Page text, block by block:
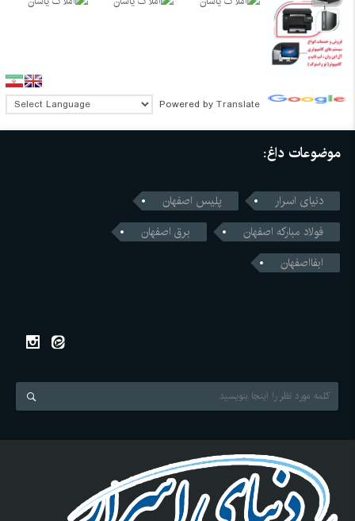
Powered by Translate
موضوعات داغ:
دنیای اسرار
پلیس اصفهان
فولاد مبارکه اصفهان
برق اصفهان
ابفااصفهان